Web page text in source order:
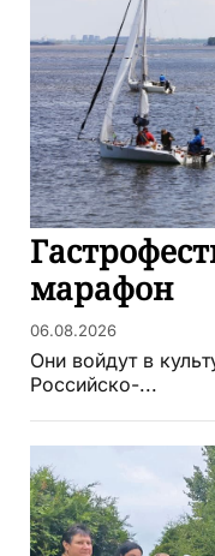
марафон
06.08.2026
Они войдут в
Российско-...